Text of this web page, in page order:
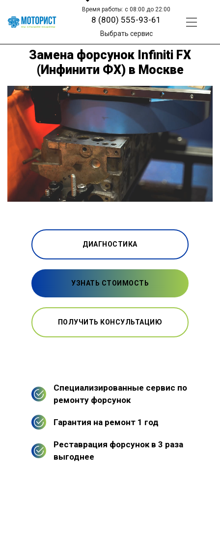
Время работы: с 08:00 до 22:00
8 (800) 555-93-61
Выбрать сервис
Замена форсунок Infiniti FX
(Инфинити ФХ) в Москве
ДИАГНОСТИКА
УЗНАТЬ СТОИМОСТЬ
ПОЛУЧИТЬ КОНСУЛЬТАЦИЮ
Специализированные сервис по
ремонту форсунок
Гарантия на ремонт 1 год
Реставрация форсунок в 3 раза
выгоднее